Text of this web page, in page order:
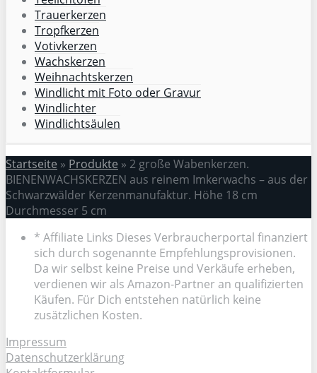
Trauerkerzen
Tropfkerzen
Votivkerzen
Wachskerzen
Weihnachtskerzen
Windlicht mit Foto oder Gravur
Windlichter
Windlichtsäulen
Startseite » Produkte » 2 große Wabenkerzen.
BIENENWACHSKERZEN aus reinem Imkerwachs – aus der
Schwarzwälder Kerzenmanufaktur. Höhe 18 cm
Durchmesser 5 cm
* Affiliate Links Dieses Verbraucherportal finanziert
sich durch sogenannte Empfehlungsprovisionen.
Da wir selbst keine Preise und Verkäufe erheben,
verdienen wir als Amazon-Partner an qualifizierten
Käufen. Für Dich entstehen natürlich keine
zusätzlichen Kosten.
Impressum
Datenschutzerklärung